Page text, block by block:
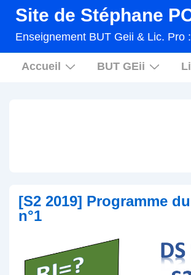
contenu
Site de Stéphane
Enseignement BUT Geii & Lic.
Main
Accueil BUT GEii
[S2 2019] Programme
n°1